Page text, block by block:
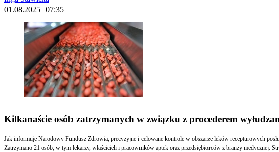
01.08.2025 | 07:35
Kilkanaście osób zatrzymanych w związku z procederem
Jak informuje Narodowy Fundusz Zdrowia, precyzyjne i celowane kontrole w obszarze leków recepturowych
Zatrzymano 21 osób, w tym lekarzy, właścicieli i pracowników aptek oraz przedsiębiorców z branży medycznej.